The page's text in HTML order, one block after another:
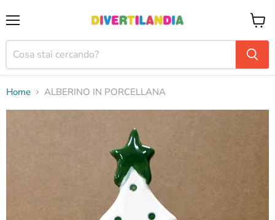
il
Home ALBERINO IN PORCELLANA